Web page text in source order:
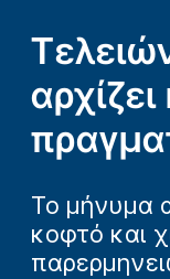
αρχίζει
Το μήνυμα
κοφτό και